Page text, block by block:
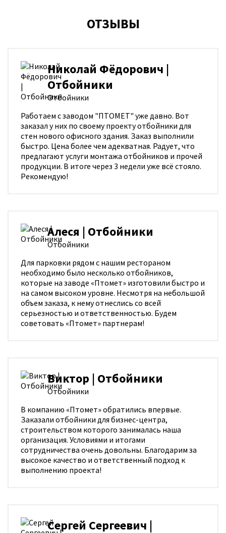
ОТЗЫВЫ
Николай Фёдорович |
Отбойники
Отбойники
Работаем с заводом "ПТОМЕТ" уже давно. Вот
заказал у них по своему проекту отбойники для
стен нового офисного здания. Заказ выполнили
быстро. Цена более чем адекватная. Радует, что
предлагают услуги монтажа отбойников и прочей
продукции. В итоге через 3 недели уже всё стояло.
Рекомендую!
Алеся | Отбойники
Отбойники
Для парковки рядом с нашим рестораном
необходимо было несколько отбойников,
которые на заводе «Птомет» изготовили быстро и
на самом высоком уровне. Несмотря на небольшой
объем заказа, к нему отнеслись со всей
серьезностью и ответственностью. Будем
советовать «Птомет» партнерам!
Виктор | Отбойники
Отбойники
В компанию «Птомет» обратились впервые.
Заказали отбойники для бизнес-центра,
строительством которого занималась наша
организация. Условиями и итогами
сотрудничества очень довольны. Благодарим за
высокое качество и ответственный подход к
выполнению проекта!
Сергей Сергеевич |